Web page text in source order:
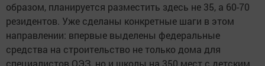
образом, планируется разместить здесь не 35, а 60-70
резидентов. Уже сделаны конкретные шаги в этом
направлении: впервые выделены федеральные
средства на строительство не только дома для
специалистов ОЭЗ, но и школы на 350 мест с детским